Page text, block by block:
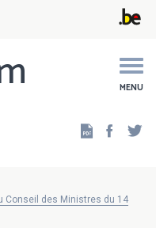
MENU
Conseil des Ministres du 14